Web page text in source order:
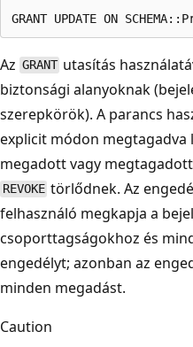
Az GRANT utasítás
biztonsági alanyoknak
szerepkörök). A parancs
explicit módon megtagadva
megadott vagy
REVOKE törlődnek. Az
felhasználó megkapja a
csoporttagságokhoz és
engedélyt; azonban az
minden megadást.
Caution